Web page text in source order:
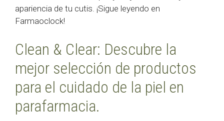
apariencia de tu cutis. ¡Sigue leyendo en
Farmaoclock!
Clean & Clear: Descubre la
mejor selección de productos
para el cuidado de la piel en
parafarmacia.